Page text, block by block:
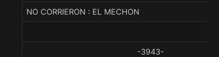
NO CORRIERON : EL MECHON
-3943-